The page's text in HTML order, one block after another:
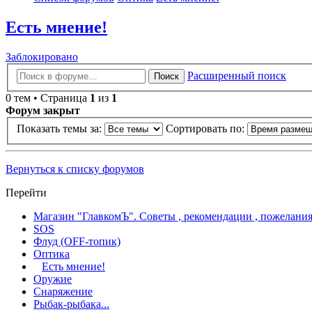
Есть мнение!
Заблокировано
Поиск
Расширенный поиск
0 тем • Страница 1 из 1
Форум закрыт
Показать темы за:
Сортировать по:
Вернуться к списку форумов
Перейти
Магазин "ГлавкомЪ". Советы , рекомендации ,
SOS
Флуд (OFF-топик)
Оптика
Есть мнение!
Оружие
Снаряжение
Рыбак-рыбака...